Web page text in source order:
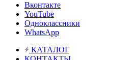
Вконтакте
YouTube
Одноклассники
WhatsApp
КАТАЛОГ